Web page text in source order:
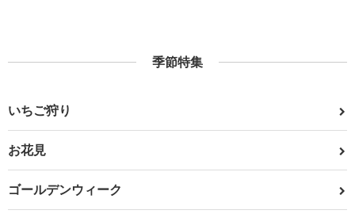
季節特集
いちご狩り
お花見
ゴールデンウィーク